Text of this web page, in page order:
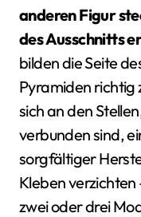
anderen Figur
des Ausschnitts
bilden die Seite
Pyramiden richtig
sich an den
verbunden sind,
sorgfältiger
Kleben verzichten
zwei oder drei